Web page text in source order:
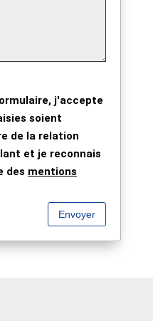
j'accepte
soient
de la relation
et je reconnais
des mentions
Envoyer